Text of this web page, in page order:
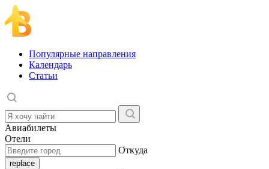
Популярные направления
Календарь
Статьи
Авиабилеты
Отели
Откуда